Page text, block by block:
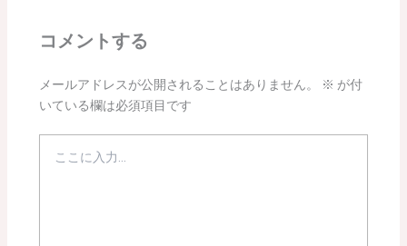
コメントする
メールアドレスが公開されることはありません。 ※ が付
いている欄は必須項目です